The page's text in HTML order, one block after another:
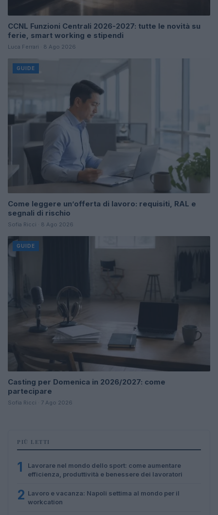
CCNL Funzioni Centrali 2026-2027: tutte le novità su
ferie, smart working e stipendi
Luca Ferrari · 8 Ago 2026
GUIDE
Come leggere un’offerta di lavoro: requisiti, RAL e
segnali di rischio
Sofia Ricci · 8 Ago 2026
GUIDE
Casting per Domenica in 2026/2027: come
partecipare
Sofia Ricci · 7 Ago 2026
PIÙ LETTI
1
Lavorare nel mondo dello sport: come aumentare
efficienza, produttività e benessere dei lavoratori
2 Lavoro e vacanza: Napoli settima al mondo per il
workcation